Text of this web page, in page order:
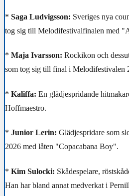
* Saga Ludvigsson: Sveriges nya
tog sig till Melodifestivalfinalen med
* Maja Ivarsson: Rockikon och
som tog sig till final i Melodifestivalen
* Kaliffa: En glädjespridande
Hoffmaestro.
* Junior Lerin: Glädjespridare som
2026 med låten "Copacabana Boy".
* Kim Sulocki: Skådespelare,
Han har bland annat medverkat i